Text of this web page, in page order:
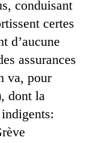
conduisant
certes
d’aucune
assurances
va, pour
dont la